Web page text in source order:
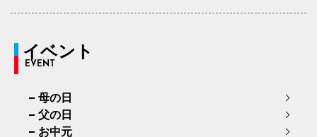
イベント
EVENT
母の日
父の日
お中元